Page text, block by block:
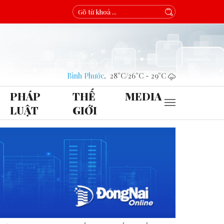
Bình Phước, 28°C/26°C - 29°C
PHÁP
LUẬT
THẾ
GIỚI
MEDIA